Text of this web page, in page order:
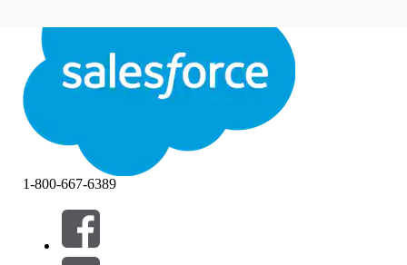
닫기닫기
필터 (0)
필터 선택
1-800-667-6389